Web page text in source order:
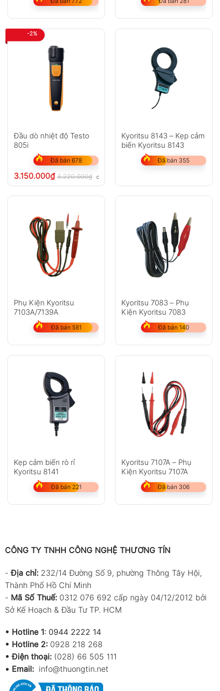
-2%
Đầu dò nhiệt độ Testo
805i
Đã bán 678
3.150.000₫ 3.220.000₫ chưa VAT 8%
Kyoritsu 8143 – Kẹp cảm
biến Kyoritsu 8143
Đã bán 355
Phụ Kiện Kyoritsu
7103A/7139A
Đã bán 581
Kyoritsu 7083 – Phụ
Kiện Kyoritsu 7083
Đã bán 140
Kẹp cảm biến rò rỉ
Kyoritsu 8141
Đã bán 221
Kyoritsu 7107A – Phụ
Kiện Kyoritsu 7107A
Đã bán 306
CÔNG TY TNHH CÔNG NGHỆ THƯƠNG TÍN
-Địa chỉ: 232/14 Đường Số 9, phường Thông Tây Hội,
Thành Phố Hồ Chí Minh
- Mã Số Thuế: 0312 076 692 cấp ngày 04/12/2012 bởi
Sở Kế Hoạch & Đầu Tư TP. HCM
• Hotline 1: 0944 2222 14
• Hotline 2: 0928 218 268
• Điện thoại: (028) 66 505 111
• Email: info@thuongtin.net